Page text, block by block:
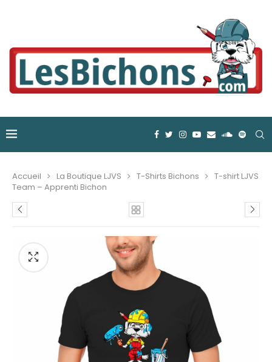
Accueil La Boutique LJVS T-Shirts Bichons
T-shirt LJVS
Team – Apprenti Bichon